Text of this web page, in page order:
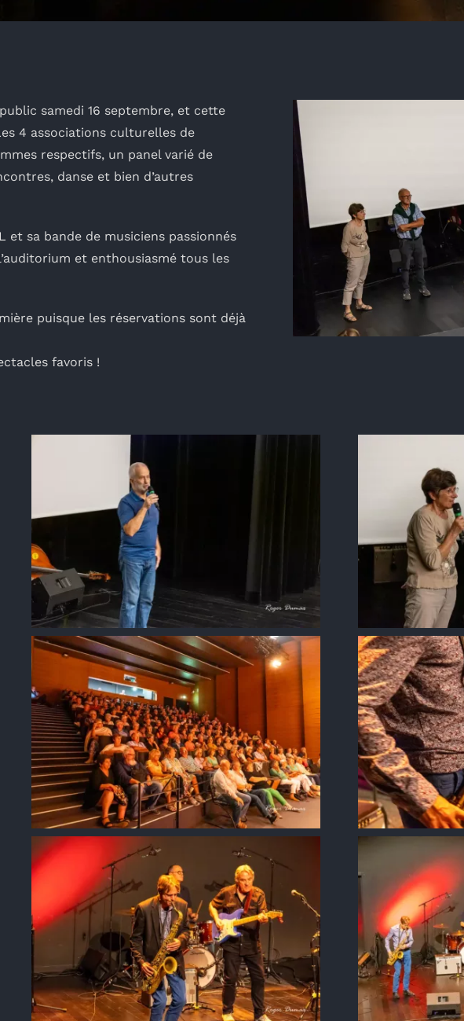
samedi 16 septembre, et cette
4 associations culturelles de
respectifs, un panel varié de
danse et bien d’autres
et sa bande de musiciens passionnés
et enthousiasmé tous les
puisque les réservations sont déjà
favoris !